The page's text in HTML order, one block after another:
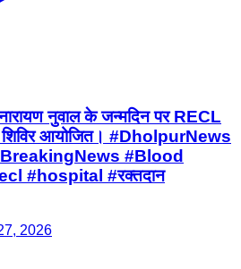
नुवाल के जन्मदिन पर RECL
शिविर आयोजित। #DholpurNews
#Blood
#hospital #रक्तदान
2026